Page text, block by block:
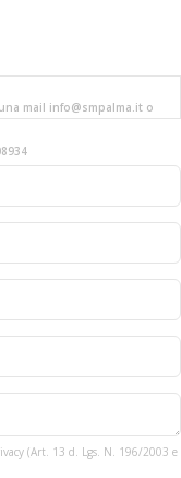
mail info@smpalma.it o
(Art. 13 d. Lgs. N. 196/2003 e